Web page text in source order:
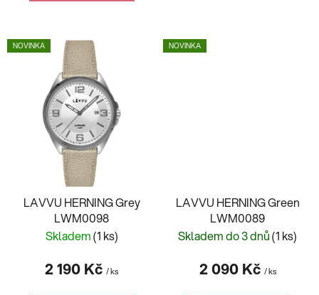
NOVINKA
LAVVU HERNING Grey
LWM0098
Skladem(1 ks)
2 190 Kč / ks
NOVINKA
LAVVU HERNING Green
LWM0089
Skladem do 3 dnů(1 ks)
2 090 Kč / ks